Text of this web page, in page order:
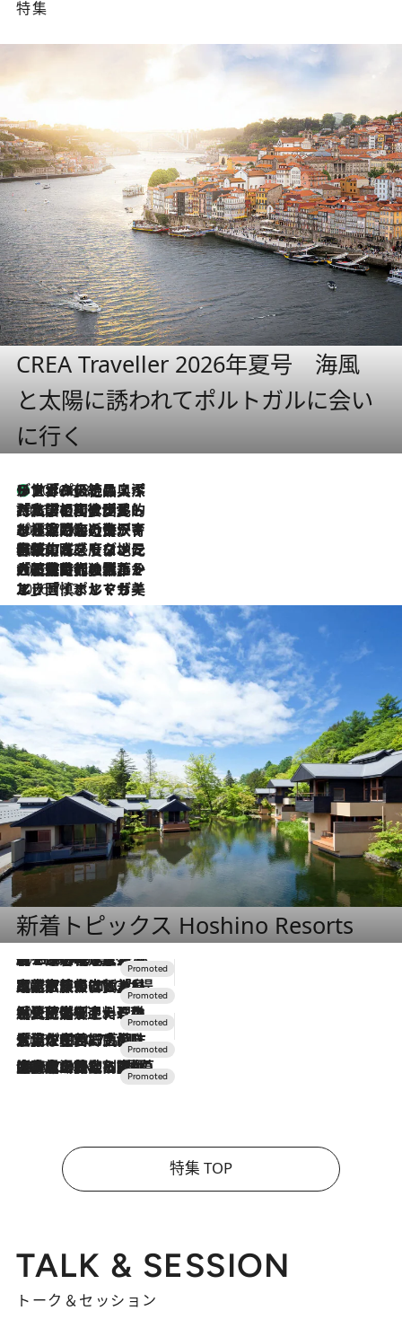
特集
CREA Traveller 2026年夏号 海風
と太陽に誘われてポルトガルに会い
に行く
2026.8.8
リスボンの絶品スイーツ「パステル・デ・ナタ」とは？ポルトガル伝統の奥深い世界へ
2026.7.27
「私の祖国はポルトガル語です」国民的詩人フェルナンド・ペソアと、彼が愛した文学の街を歩く
2026.7.26
ポルトガル近海が育む極上の海の幸。キリリと冷えた白ワインと愉しむ、シーフード専門店の贅沢
2026.7.22
伝統の味をモダンに昇華。高感度な地元客が集う、リスボンの最旬ガストロノミー
2026.7.21
大航海時代の栄華から、震災、独裁、そして革命へ。ポルトガル・首都リスボンの石畳に刻まれた「歴史の光と影」
2026.7.13
エッセイ・ヤマザキマリ「慎ましくも美しき国 ポルトガル」
新着トピックス Hoshino Resorts
2026.8.7
【トンボの足水浴】ヒノキの香りに包まれて涼感マックス！約13℃の湧水かけ流しを避暑地「星野温泉 トンボの湯」で体験
2026.7.31
【ホテル帰省】という選択肢をOMOが提案。家族とほどよい距離を保つには「昼は実家、夜は気兼ねなくホテルで！」
2026.7.24
【夏限定ディナーコース】旬を迎える稚鮎や花ズッキーニなどをイタリア・トスカーナの郷土料理の手法で満喫！
2026.7.17
「土佐和ハーブかき氷」がOMO7高知に登場！生姜、山椒、大葉など目にも舌にも涼を呼ぶ郷土の味
2026.7.10
NEW OPEN！【界 草津】名湯の地に誕生。趣の異なる2種の温泉と上州ならではの会席・蕎麦割烹など美食を味わう究極の癒やし旅
特集 TOP
TALK & SESSION
トーク＆セッション